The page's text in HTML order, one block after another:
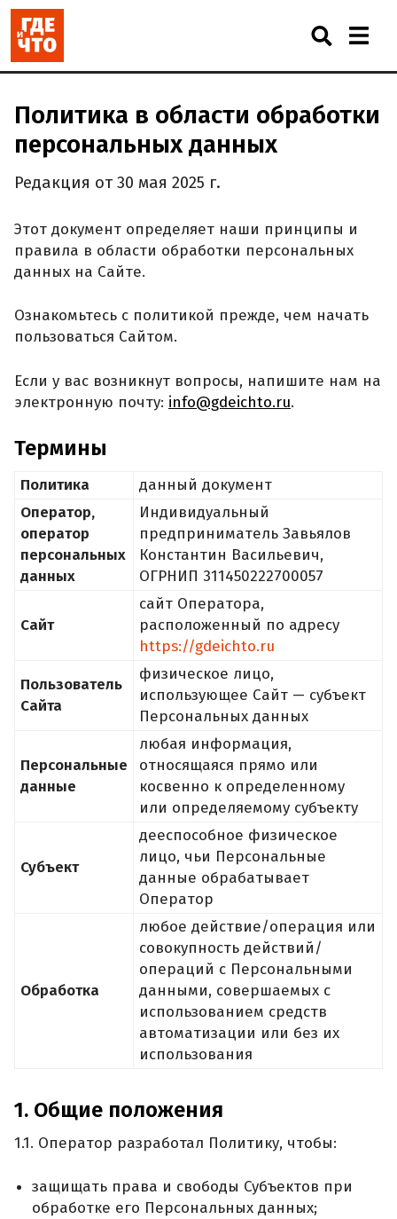
Политика в области обработки
персональных данных
Редакция от 30 мая 2025 г.
Этот документ определяет наши принципы и
правила в области обработки персональных
данных на Сайте.
Ознакомьтесь с политикой прежде, чем начать
пользоваться Сайтом.
Если у вас возникнут вопросы, напишите нам на
электронную почту: info@gdeichto.ru.
Термины
Политика
данный документ
Оператор,
оператор
персональных
данных
Индивидуальный
предприниматель Завьялов
Константин Васильевич,
ОГРНИП 311450222700057
Сайт
сайт Оператора,
расположенный по адресу
https://gdeichto.ru
Пользователь
Сайта
физическое лицо,
использующее Сайт — субъект
Персональных данных
Персональные
данные
любая информация,
относящаяся прямо или
косвенно к определенному
или определяемому субъекту
Субъект
дееспособное физическое
лицо, чьи Персональные
данные обрабатывает
Оператор
Обработка
любое действие/операция или
совокупность действий/
операций с Персональными
данными, совершаемых с
использованием средств
автоматизации или без их
использования
1. Общие положения
1.1. Оператор разработал Политику, чтобы:
защищать права и свободы Субъектов при
обработке его Персональных данных;